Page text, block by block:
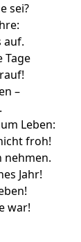
sei?
auf.
Tage
–
Leben:
froh!
nehmen.
Jahr!
war!